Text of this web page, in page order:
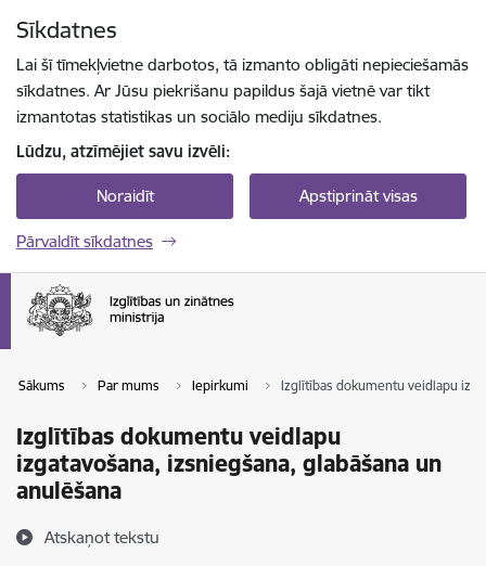
Sīkdatnes
Lai šī tīmekļvietne darbotos, tā izmanto obligāti nepieciešamās
sīkdatnes. Ar Jūsu piekrišanu papildus šajā vietnē var tikt
izmantotas statistikas un sociālo mediju sīkdatnes.
Lūdzu, atzīmējiet savu izvēli:
Noraidīt Apstiprināt visas
Pārvaldīt sīkdatnes
Sākums Par mums Iepirkumi Izglītības dokumentu veidlapu
Izglītības dokumentu veidlapu
izgatavošana, izsniegšana, glabāšana un
anulēšana
Atskaņot tekstu